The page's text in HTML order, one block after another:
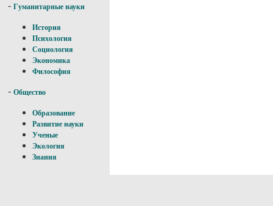
- Гуманитарные науки
История
Психология
Социология
Экономика
Философия
- Общество
Образование
Развитие науки
Ученые
Экология
Знания